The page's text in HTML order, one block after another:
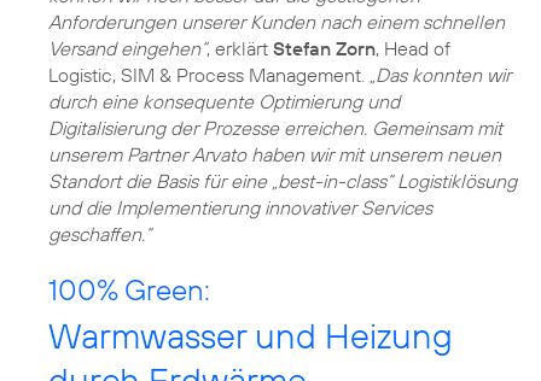
Anforderungen unserer Kunden nach einem schnellen
Versand eingehen“, erklärt Stefan Zorn, Head of
Logistic, SIM & Process Management. „Das konnten wir
durch eine konsequente Optimierung und
Digitalisierung der Prozesse erreichen. Gemeinsam mit
unserem Partner Arvato haben wir mit unserem neuen
Standort die Basis für eine „best-in-class“ Logistiklösung
und die Implementierung innovativer Services
geschaffen.“
100% Green:
Warmwasser und Heizung